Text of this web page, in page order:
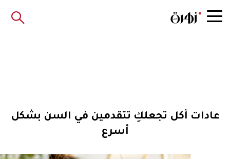
عادات أكل تجعلكِ تتقدمين في السن بشكل
أسرع